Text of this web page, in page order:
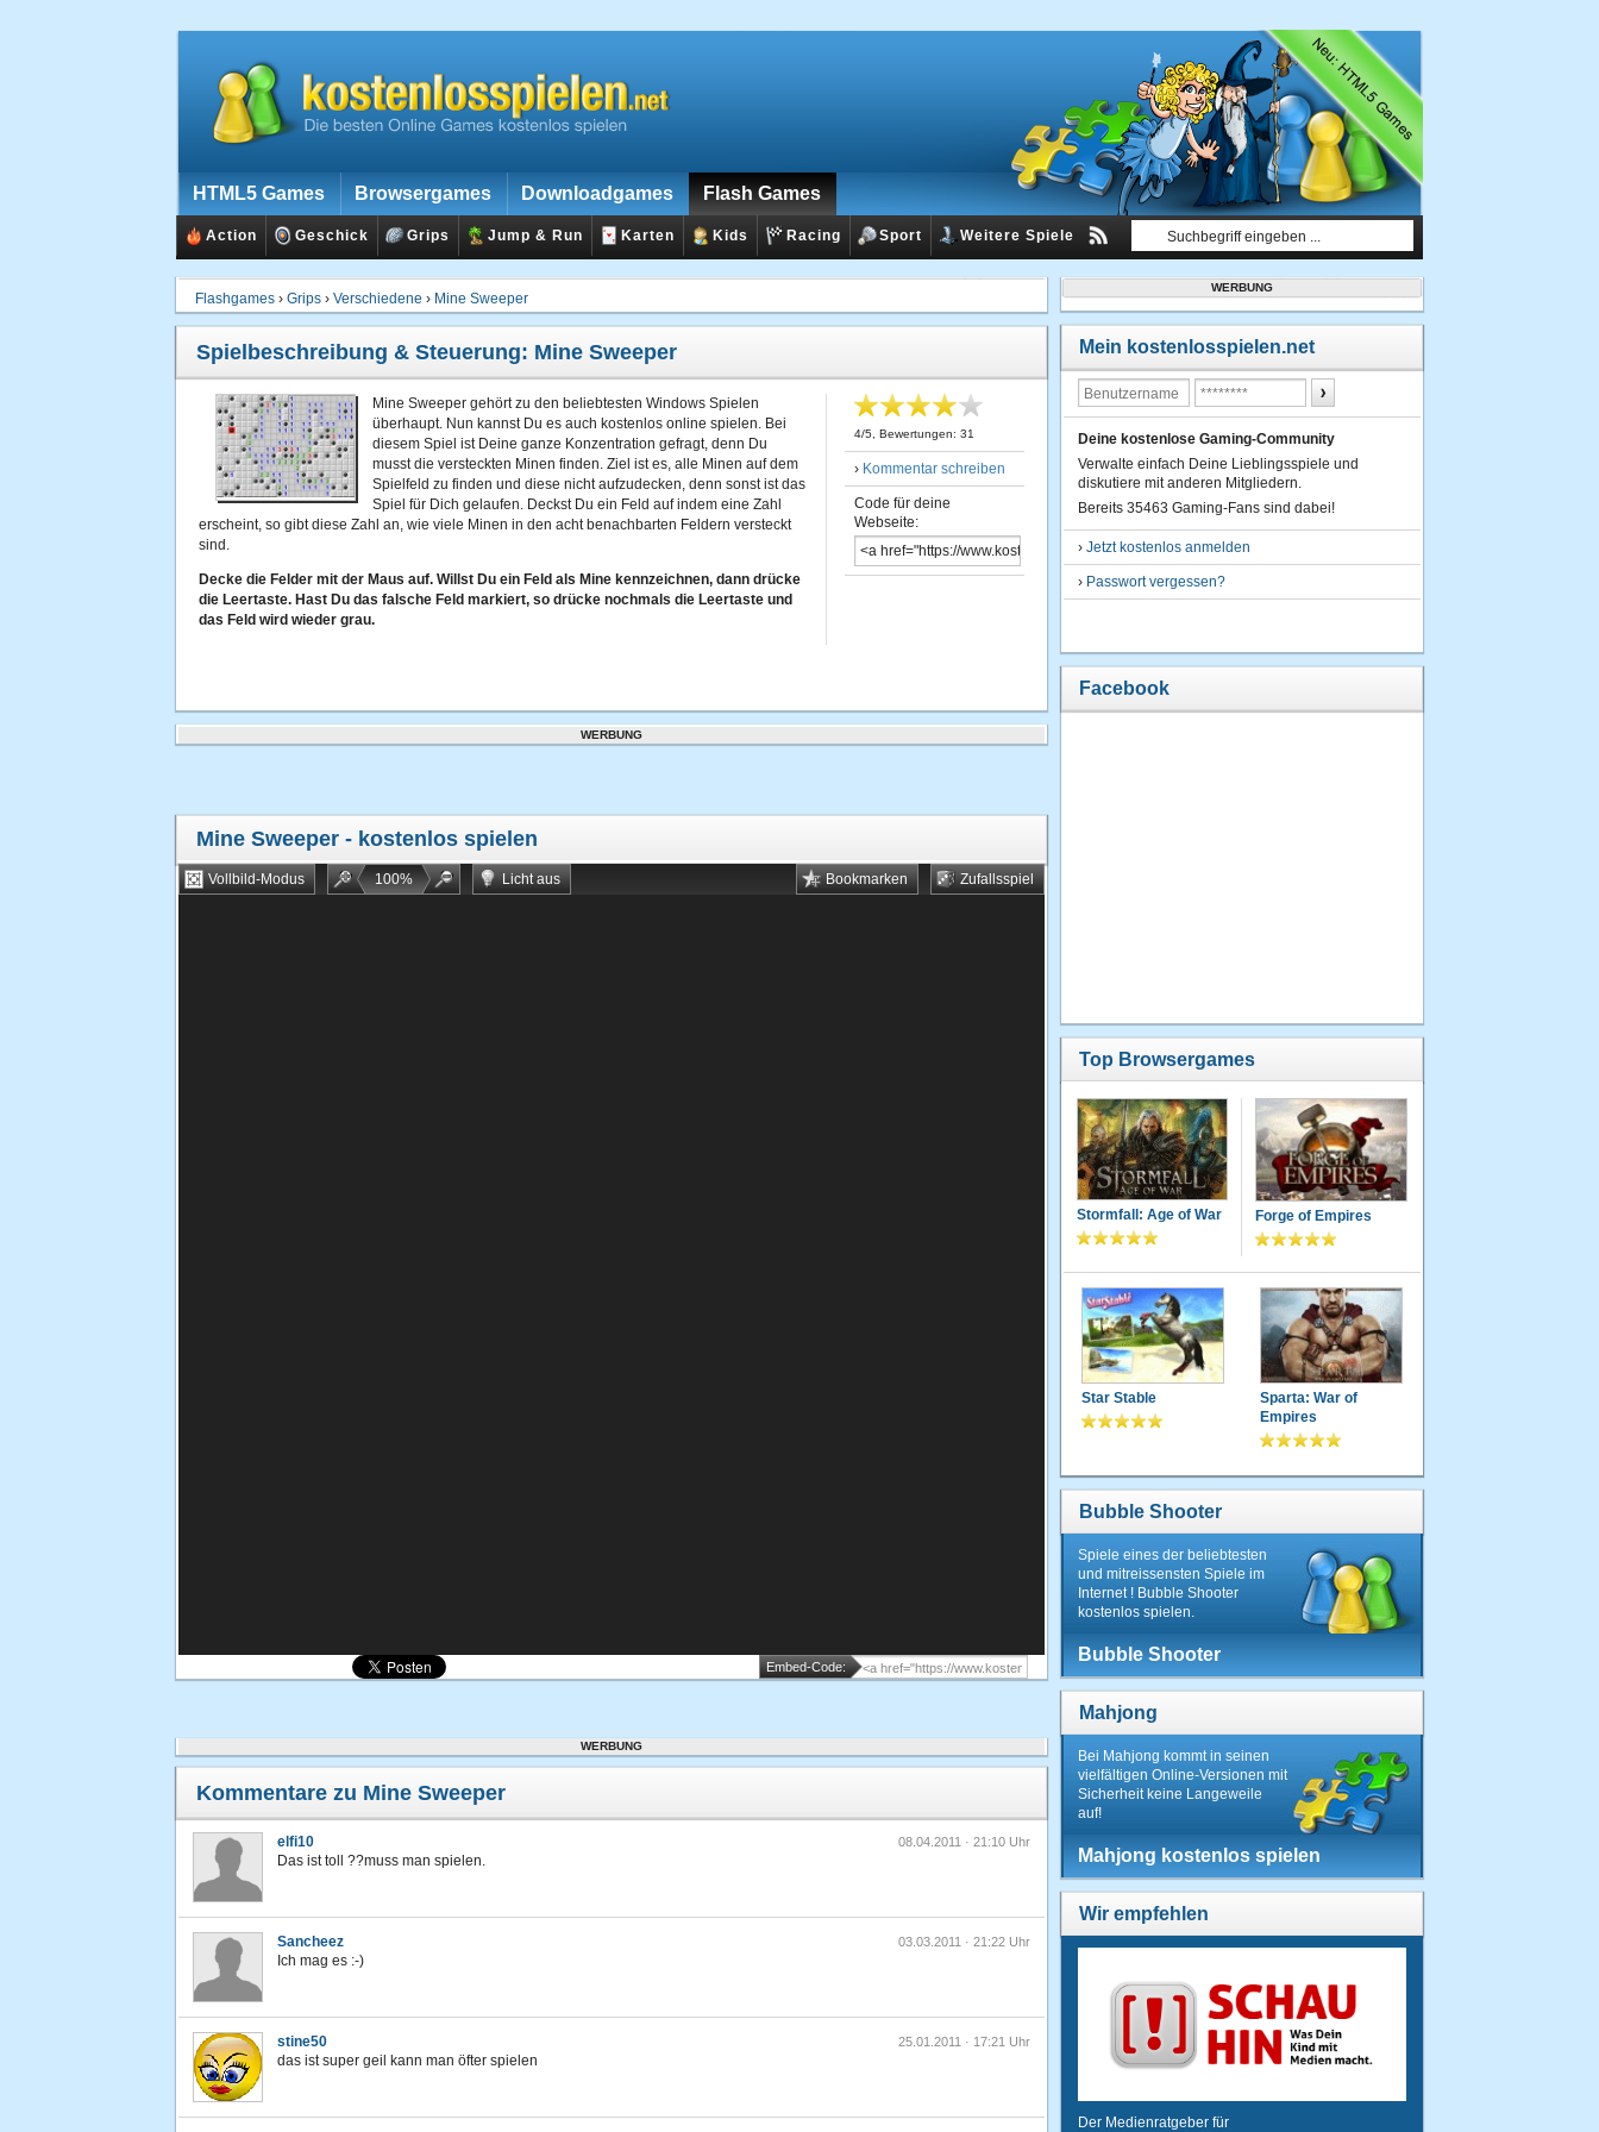
HTML5 Games Browsergames Downloadgames Flash Games
Action Geschick Grips Jump & Run Karten Kids Racing Sport Weitere Spiele
Flashgames › Grips › Verschiedene › Mine Sweeper
Spielbeschreibung & Steuerung: Mine Sweeper
Mine Sweeper gehört zu den beliebtesten Windows Spielen
überhaupt. Nun kannst Du es auch kostenlos online spielen. Bei
diesem Spiel ist Deine ganze Konzentration gefragt, denn Du
musst die versteckten Minen finden. Ziel ist es, alle Minen auf dem
Spielfeld zu finden und diese nicht aufzudecken, denn sonst ist das
Spiel für Dich gelaufen. Deckst Du ein Feld auf indem eine Zahl
erscheint, so gibt diese Zahl an, wie viele Minen in den acht benachbarten Feldern versteckt
sind.
Decke die Felder mit der Maus auf. Willst Du ein Feld als Mine kennzeichnen, dann drücke
die Leertaste. Hast Du das falsche Feld markiert, so drücke nochmals die Leertaste und
das Feld wird wieder grau.
4/5 , Bewertungen: 31
› Kommentar schreiben
Code für deine
Webseite:
WERBUNG
Mine Sweeper - kostenlos spielen
Vollbild-Modus 100% Licht aus Zufallsspiel
Bookmarken
Embed-Code:
WERBUNG
Kommentare zu Mine Sweeper
elfi10 08.04.2011 · 21:10 Uhr
Das ist toll ??muss man spielen.
Sancheez 03.03.2011 · 21:22 Uhr
Ich mag es :-)
stine50 25.01.2011 · 17:21 Uhr
das ist super geil kann man öfter spielen
WERBUNG
Mein kostenlosspielen.net
Deine kostenlose Gaming-Community
Verwalte einfach Deine Lieblingsspiele und
diskutiere mit anderen Mitgliedern.
Bereits 35463 Gaming-Fans sind dabei!
› Jetzt kostenlos anmelden
› Passwort vergessen?
Facebook
Top Browsergames
Stormfall: Age of War Forge of Empires
Star Stable
Sparta: War of
Empires
Bubble Shooter
Spiele eines der beliebtesten
und mitreissensten Spiele im
Internet ! Bubble Shooter
kostenlos spielen.
Bubble Shooter
Mahjong
Bei Mahjong kommt in seinen
vielfältigen Online-Versionen mit
Sicherheit keine Langeweile
auf!
Mahjong kostenlos spielen
Wir empfehlen
Der Medienratgeber für